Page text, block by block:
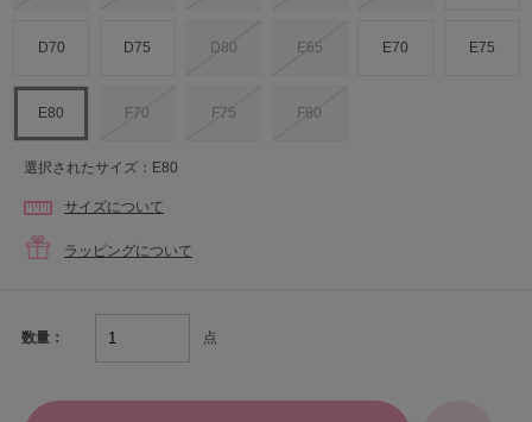
D70 D75 D80 E65 E70 E75
E80 F70 F75 F80
選択されたサイズ：E80
サイズについて
ラッピングについて
数量： 点